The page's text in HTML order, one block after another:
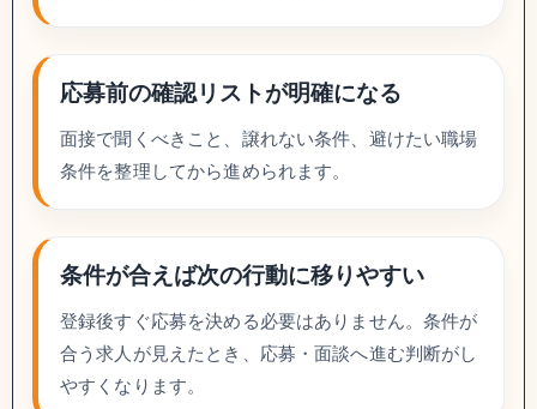
応募前の確認リストが明確になる
面接で聞くべきこと、譲れない条件、避けたい職場
条件を整理してから進められます。
条件が合えば次の行動に移りやすい
登録後すぐ応募を決める必要はありません。条件が
合う求人が見えたとき、応募・面談へ進む判断がし
やすくなります。